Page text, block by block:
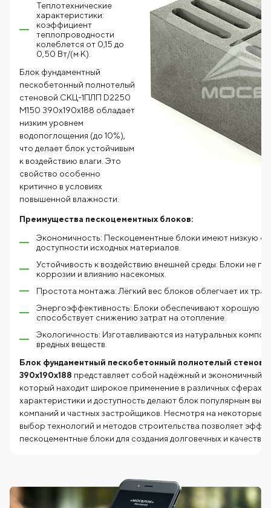
Теплотехнические
характеристики:
коэффициент
теплопроводности
колеблется от 0,15 до
0,50 Вт/(м·К).
Блок фундаментный
пескобетонный полнотелый
стеновой СКЦ-1ПЛП D2250
М150 390x190x188 обладает
низким уровнем
водопоглощения (до 10%),
что делает блок устойчивым
к воздействию влаги. Это
свойство особенно
критично в условиях
повышенной влажности.
Преимущества пескоцементных блоков:
Экономичность: Пескоцементные блоки имеют низкую
доступности исходных материалов.
Устойчивость к воздействию внешней среды: Блоки не
коррозии и влиянию насекомых.
Простота монтажа: Лёгкий вес блоков облегчает их
Энергоэффективность: Блоки обеспечивают хорошую
способствует снижению затрат на отопление.
Экологичность: Изготавливаются из натуральных
вредных веществ.
Блок фундаментный пескобетонный полнотелый
390x190x188 представляет собой надёжный и экономичный
который находит широкое применение в различных сферах
характеристики и доступность делают блок популярным
компаний и частных застройщиков. Несмотря на некоторые
выбор технологий и методов строительства позволяет
пескоцементные блоки для создания долговечных и